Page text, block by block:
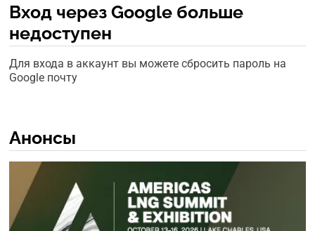
Вход через Google больше
недоступен
Для входа в аккаунт вы можете сбросить пароль на
Google почту
Анонсы